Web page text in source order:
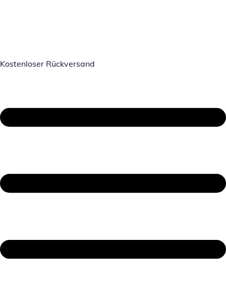
Kostenloser Rückversand